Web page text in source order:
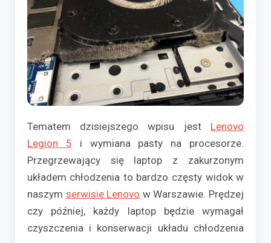
Tematem dzisiejszego wpisu jest Lenovo
Legion 5 i wymiana pasty na procesorze.
Przegrzewający się laptop z zakurzonym
układem chłodzenia to bardzo częsty widok w
naszym serwisie Lenovo w Warszawie. Prędzej
czy później, każdy laptop będzie wymagał
czyszczenia i konserwacji układu chłodzenia